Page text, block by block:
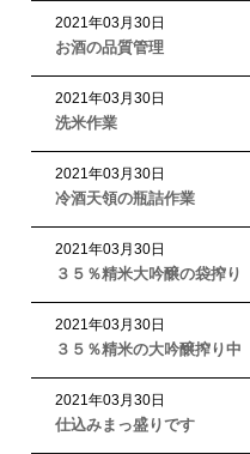
2021年03月30日
お酒の品質管理
2021年03月30日
洗米作業
2021年03月30日
冷酒天領の瓶詰作業
2021年03月30日
３５％精米大吟醸の袋搾り
2021年03月30日
３５％精米の大吟醸搾り中
2021年03月30日
仕込みまっ盛りです